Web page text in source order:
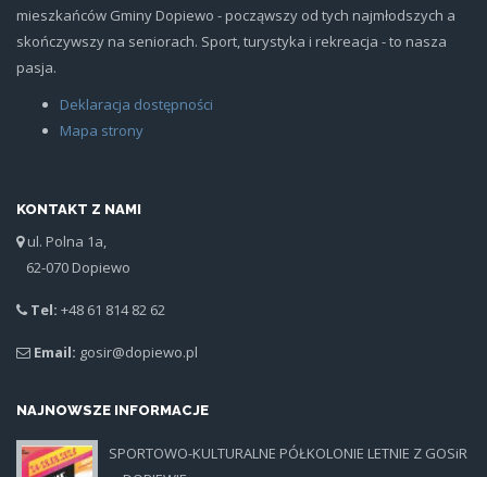
mieszkańców Gminy Dopiewo - począwszy od tych najmłodszych a
skończywszy na seniorach. Sport, turystyka i rekreacja - to nasza
pasja.
Deklaracja dostępności
Mapa strony
KONTAKT Z NAMI
ul. Polna 1a,
62-070 Dopiewo
Tel: +48 61 814 82 62
Email: gosir@dopiewo.pl
NAJNOWSZE INFORMACJE
SPORTOWO-KULTURALNE PÓŁKOLONIE LETNIE Z GOSiR